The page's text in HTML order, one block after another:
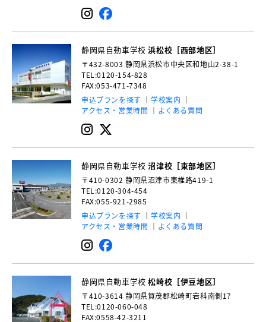
静岡県自動車学校浜松校［西部地区］
〒432-8003 静岡県浜松市中央区和地山2-38-1
TEL:0120-154-828
FAX:053-471-7348
申込プランを探す
学校案内
アクセス・営業時間
よくある質問
静岡県自動車学校沼津校［東部地区］
〒410-0302 静岡県沼津市東椎路419-1
TEL:0120-304-454
FAX:055-921-2985
申込プランを探す
学校案内
アクセス・営業時間
よくある質問
静岡県自動車学校松崎校［伊豆地区］
〒410-3614 静岡県賀茂郡松崎町岩科南側17
TEL:0120-060-048
FAX:0558-42-3211